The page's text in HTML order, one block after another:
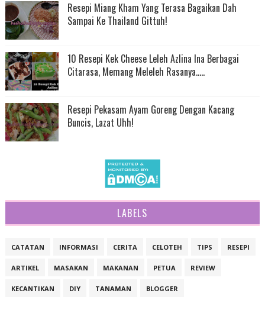
Resepi Miang Kham Yang Terasa Bagaikan Dah
Sampai Ke Thailand Gittuh!
10 Resepi Kek Cheese Leleh Azlina Ina Berbagai
Citarasa, Memang Meleleh Rasanya.....
Resepi Pekasam Ayam Goreng Dengan Kacang
Buncis, Lazat Uhh!
LABELS
CATATAN INFORMASI CERITA CELOTEH TIPS RESEPI
ARTIKEL MASAKAN MAKANAN PETUA REVIEW
KECANTIKAN DIY TANAMAN BLOGGER